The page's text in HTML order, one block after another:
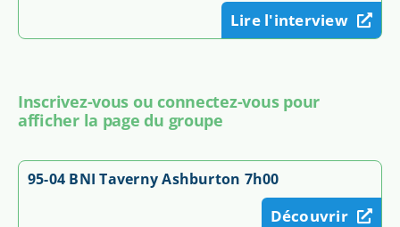
Lire l'interview
Inscrivez-vous ou connectez-vous pour
afficher la page du groupe
95-04 BNI Taverny Ashburton 7h00
Découvrir